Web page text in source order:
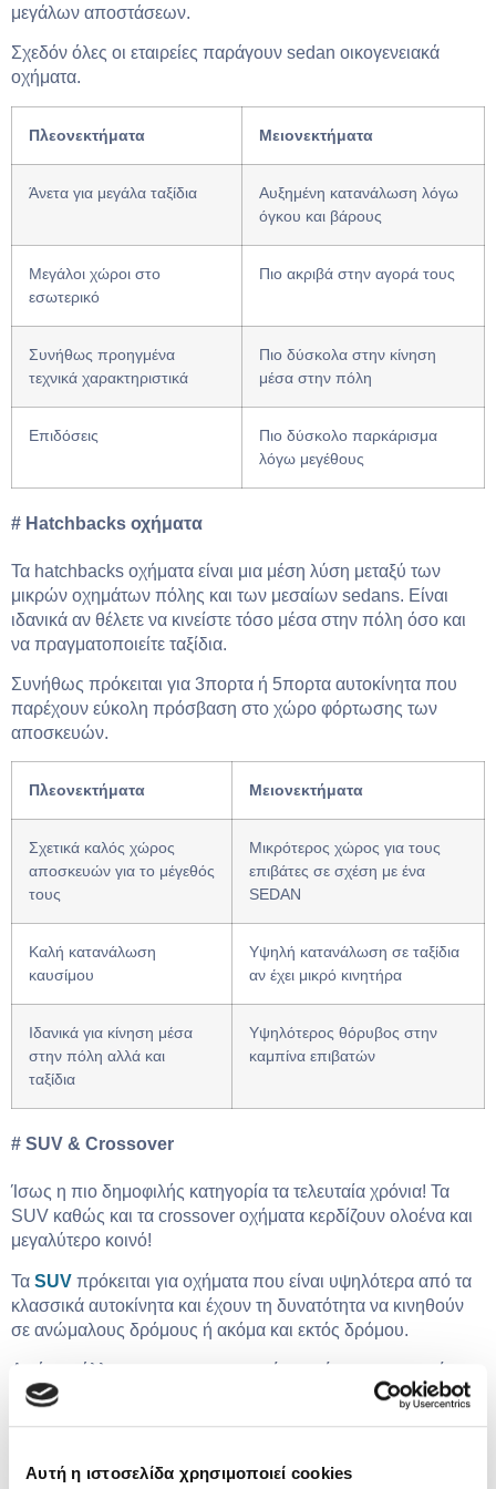
Αυτή η ιστοσελίδα χρησιμοποιεί cookies
μεγάλων αποστάσεων.
Σχεδόν όλες οι εταιρείες παράγουν sedan οικογενειακά
οχήματα.
Πλεονεκτήματα Μειονεκτήματα
Άνετα για μεγάλα ταξίδια
Αυξημένη κατανάλωση λόγω
όγκου και βάρους
Μεγάλοι χώροι στο
εσωτερικό
Πιο ακριβά στην αγορά τους
Συνήθως προηγμένα
τεχνικά χαρακτηριστικά
Πιο δύσκολα στην κίνηση
μέσα στην πόλη
Επιδόσεις
Πιο δύσκολο παρκάρισμα
λόγω μεγέθους
# Hatchbacks οχήματα
Τα hatchbacks οχήματα είναι μια μέση λύση μεταξύ των
μικρών οχημάτων πόλης και των μεσαίων sedans. Είναι
ιδανικά αν θέλετε να κινείστε τόσο μέσα στην πόλη όσο και
να πραγματοποιείτε ταξίδια.
Συνήθως πρόκειται για 3πορτα ή 5πορτα αυτοκίνητα που
παρέχουν εύκολη πρόσβαση στο χώρο φόρτωσης των
αποσκευών.
Πλεονεκτήματα Μειονεκτήματα
Σχετικά καλός χώρος
αποσκευών για το μέγεθός
τους
Μικρότερος χώρος για τους
επιβάτες σε σχέση με ένα
SEDAN
Καλή κατανάλωση
καυσίμου
Υψηλή κατανάλωση σε ταξίδια
αν έχει μικρό κινητήρα
Ιδανικά για κίνηση μέσα
στην πόλη αλλά και
ταξίδια
Υψηλότερος θόρυβος στην
καμπίνα επιβατών
# SUV & Crossover
Ίσως η πιο δημοφιλής κατηγορία τα τελευταία χρόνια! Τα
SUV καθώς και τα crossover οχήματα κερδίζουν ολοένα και
μεγαλύτερο κοινό!
Τα SUV πρόκειται για οχήματα που είναι υψηλότερα από τα
κλασσικά αυτοκίνητα και έχουν τη δυνατότητα να κινηθούν
σε ανώμαλους δρόμους ή ακόμα και εκτός δρόμου.
Από την άλλη, τα crossover αυτοκίνητα είναι μικρομεσαία
μοντέλα που έχουν υψηλότερη απόσταση από το έδαφος σε
Πλεονεκτήματα Μειονεκτήματα